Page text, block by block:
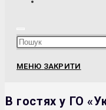
веб-
сайті
МЕНЮ ЗАКРИТИ
В гостях у ГО